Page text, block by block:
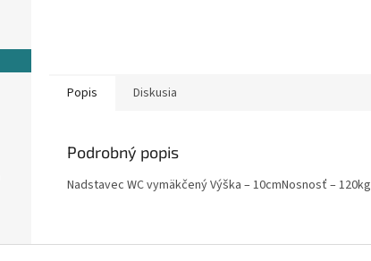
Popis Diskusia
Podrobný popis
Nadstavec WC vymäkčený Výška – 10cmNosnosť – 120kg